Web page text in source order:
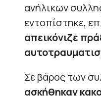
ανήλικων
εντοπίστηκε,
απεικόνιζε
Σε βάρος των
ασκήθηκαν